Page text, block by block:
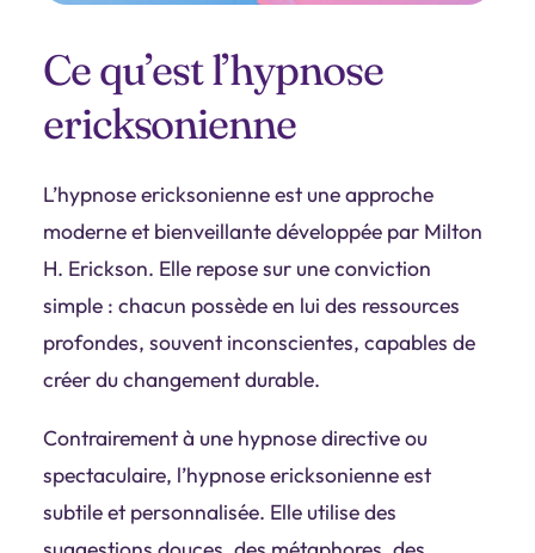
Ce qu’est l’hypnose
ericksonienne
L’hypnose ericksonienne est une approche
moderne et bienveillante développée par Milton
H. Erickson. Elle repose sur une conviction
simple : chacun possède en lui des ressources
profondes, souvent inconscientes, capables de
créer du changement durable.
Contrairement à une hypnose directive ou
spectaculaire, l’hypnose ericksonienne est
subtile et personnalisée. Elle utilise des